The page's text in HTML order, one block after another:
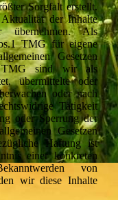
Sorgfalt erstellt.
der Inhalte
Als
TMG für eigene
Gesetzen
sind wir als
übermittelte oder
oder nach
Tätigkeit
oder Sperrung der
Gesetzen
Haftung ist
einer konkreten
von
wir diese Inhalte